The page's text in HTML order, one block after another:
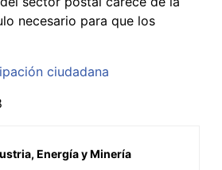
necesario para que los
ciudadana
Energía y Minería